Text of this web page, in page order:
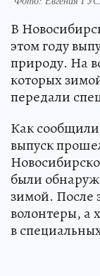
В
этом году
природу. На
которых
передали
Как
выпуск
были
зимой. После
волонтеры, а
в